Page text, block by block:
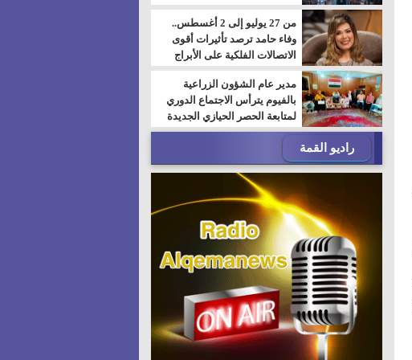
من 27 يوليو إلى 2 أغسطس..
وفاء حامد ترصد تأثيرات أقوى
الاتصالات الفلكية على الأبراج
مدير عام الشؤون الزراعية
بالفيوم يترأس الاجتماع الدوري
لمتابعة الحصر الحيازي الجديدة
راديو القمة